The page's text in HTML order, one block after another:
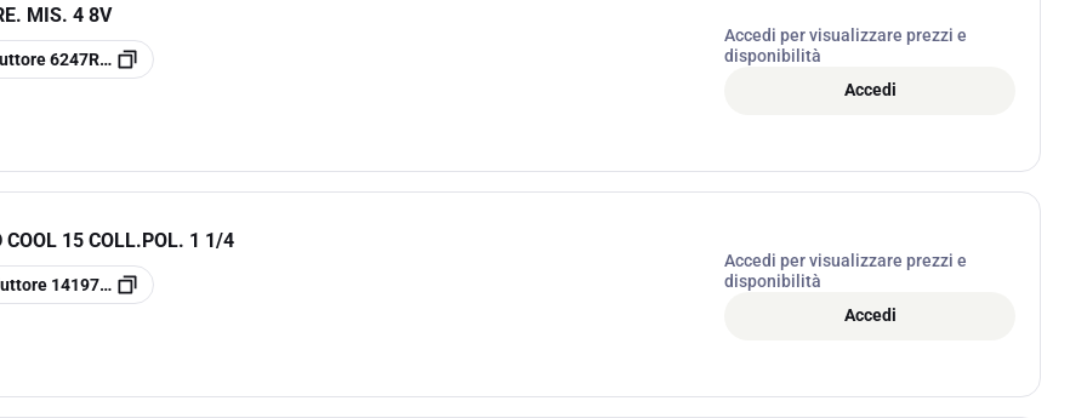
MIS. 4 8V
6247R008
Accedi per visualizzare prezzi e
disponibilità
Accedi
15 COLL.POL. 1 1/4
14197171001
Accedi per visualizzare prezzi e
disponibilità
Accedi